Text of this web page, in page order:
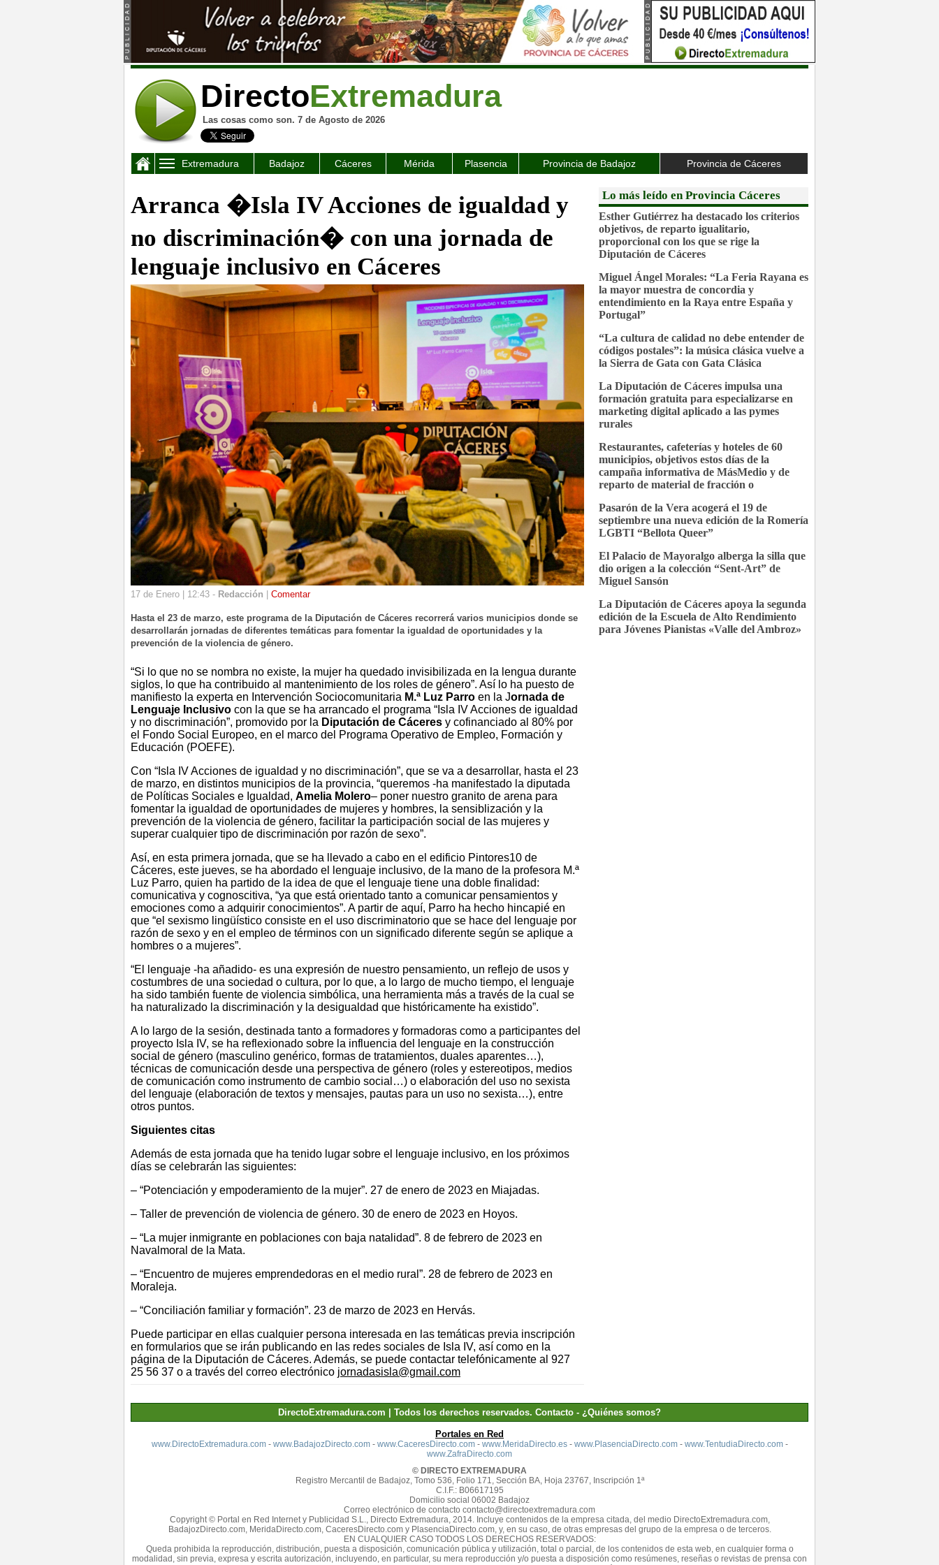
DirectoExtremadura
Las cosas como son. 7 de Agosto de 2026
Extremadura Badajoz Cáceres Mérida Plasencia Provincia de Badajoz Provincia de Cáceres
Arranca �Isla IV Acciones de igualdad y
no discriminación� con una jornada de
lenguaje inclusivo en Cáceres
17 de Enero | 12:43 - Redacción Comentar
Hasta el 23 de marzo, este programa de la Diputación de Cáceres recorrerá varios municipios donde se
desarrollarán jornadas de diferentes temáticas para fomentar la igualdad de oportunidades y la
prevención de la violencia de género.
“Si lo que no se nombra no existe, la mujer ha quedado invisibilizada en la lengua durante
siglos, lo que ha contribuido al mantenimiento de los roles de género”. Así lo ha puesto de
manifiesto la experta en Intervención Sociocomunitaria M.ª Luz Parro en la Jornada de
Lenguaje Inclusivo con la que se ha arrancado el programa “Isla IV Acciones de igualdad
y no discriminación”, promovido por la Diputación de Cáceres y cofinanciado al 80% por
el Fondo Social Europeo, en el marco del Programa Operativo de Empleo, Formación y
Educación (POEFE).
Con “Isla IV Acciones de igualdad y no discriminación”, que se va a desarrollar, hasta el 23
de marzo, en distintos municipios de la provincia, “queremos -ha manifestado la diputada
de Políticas Sociales e Igualdad, Amelia Molero– poner nuestro granito de arena para
fomentar la igualdad de oportunidades de mujeres y hombres, la sensiblización y la
prevención de la violencia de género, facilitar la participación social de las mujeres y
superar cualquier tipo de discriminación por razón de sexo”.
Así, en esta primera jornada, que se ha llevado a cabo en el edificio Pintores10 de
Cáceres, este jueves, se ha abordado el lenguaje inclusivo, de la mano de la profesora M.ª
Luz Parro, quien ha partido de la idea de que el lenguaje tiene una doble finalidad:
comunicativa y cognoscitiva, “ya que está orientado tanto a comunicar pensamientos y
emociones como a adquirir conocimientos”. A partir de aquí, Parro ha hecho hincapié en
que “el sexismo lingüístico consiste en el uso discriminatorio que se hace del lenguaje por
razón de sexo y en el empleo de términos con un significado diferente según se aplique a
hombres o a mujeres”.
“El lenguaje -ha añadido- es una expresión de nuestro pensamiento, un reflejo de usos y
costumbres de una sociedad o cultura, por lo que, a lo largo de mucho tiempo, el lenguaje
ha sido también fuente de violencia simbólica, una herramienta más a través de la cual se
ha naturalizado la discriminación y la desigualdad que históricamente ha existido”.
A lo largo de la sesión, destinada tanto a formadores y formadoras como a participantes del
proyecto Isla IV, se ha reflexionado sobre la influencia del lenguaje en la construcción
social de género (masculino genérico, formas de tratamientos, duales aparentes…),
técnicas de comunicación desde una perspectiva de género (roles y estereotipos, medios
de comunicación como instrumento de cambio social…) o elaboración del uso no sexista
del lenguaje (elaboración de textos y mensajes, pautas para un uso no sexista…), entre
otros puntos.
Siguientes citas
Además de esta jornada que ha tenido lugar sobre el lenguaje inclusivo, en los próximos
días se celebrarán las siguientes:
– “Potenciación y empoderamiento de la mujer”. 27 de enero de 2023 en Miajadas.
– Taller de prevención de violencia de género. 30 de enero de 2023 en Hoyos.
– “La mujer inmigrante en poblaciones con baja natalidad”. 8 de febrero de 2023 en
Navalmoral de la Mata.
– “Encuentro de mujeres emprendedoras en el medio rural”. 28 de febrero de 2023 en
Moraleja.
– “Conciliación familiar y formación”. 23 de marzo de 2023 en Hervás.
Puede participar en ellas cualquier persona interesada en las temáticas previa inscripción
en formularios que se irán publicando en las redes sociales de Isla IV, así como en la
página de la Diputación de Cáceres. Además, se puede contactar telefónicamente al 927
25 56 37 o a través del correo electrónico jornadasisla@gmail.com
Lo más leído en Provincia Cáceres
Esther Gutiérrez ha destacado los criterios
objetivos, de reparto igualitario,
proporcional con los que se rige la
Diputación de Cáceres
Miguel Ángel Morales: “La Feria Rayana es
la mayor muestra de concordia y
entendimiento en la Raya entre España y
Portugal”
“La cultura de calidad no debe entender de
códigos postales”: la música clásica vuelve a
la Sierra de Gata con Gata Clásica
La Diputación de Cáceres impulsa una
formación gratuita para especializarse en
marketing digital aplicado a las pymes
rurales
Restaurantes, cafeterías y hoteles de 60
municipios, objetivos estos días de la
campaña informativa de MásMedio y de
reparto de material de fracción o
Pasarón de la Vera acogerá el 19 de
septiembre una nueva edición de la Romería
LGBTI “Bellota Queer”
El Palacio de Mayoralgo alberga la silla que
dio origen a la colección “Sent-Art” de
Miguel Sansón
La Diputación de Cáceres apoya la segunda
edición de la Escuela de Alto Rendimiento
para Jóvenes Pianistas «Valle del Ambroz»
DirectoExtremadura.com | Todos los derechos reservados. Contacto - ¿Quiénes somos?
Portales en Red
www.DirectoExtremadura.com- www.BadajozDirecto.com- www.CaceresDirecto.com- www.MeridaDirecto.es- www.PlasenciaDirecto.com- www.TentudiaDirecto.com-
www.ZafraDirecto.com
© DIRECTO EXTREMADURA
Registro Mercantil de Badajoz, Tomo 536, Folio 171, Sección BA, Hoja 23767, Inscripción 1ª
C.I.F.: B06617195
Domicilio social 06002 Badajoz
Correo electrónico de contacto contacto@directoextremadura.com
Copyright © Portal en Red Internet y Publicidad S.L., Directo Extremadura, 2014. Incluye contenidos de la empresa citada, del medio DirectoExtremadura.com,
BadajozDirecto.com, MeridaDirecto.com, CaceresDirecto.com y PlasenciaDirecto.com, y, en su caso, de otras empresas del grupo de la empresa o de terceros.
EN CUALQUIER CASO TODOS LOS DERECHOS RESERVADOS:
Queda prohibida la reproducción, distribución, puesta a disposición, comunicación pública y utilización, total o parcial, de los contenidos de esta web, en cualquier forma o
modalidad, sin previa, expresa y escrita autorización, incluyendo, en particular, su mera reproducción y/o puesta a disposición como resúmenes, reseñas o revistas de prensa con